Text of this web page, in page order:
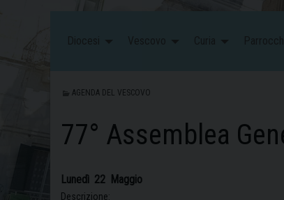
AGENDA DEL VESCOVO
77° Assemblea
Lunedì 22 Maggio
Descrizione: